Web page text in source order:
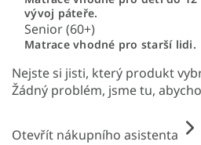
vývoj páteře.
Senior (60+)
Matrace vhodné pro starší lidi.
Nejste si jisti, který produkt
Žádný problém, jsme tu,
Otevřít nákupního asistenta